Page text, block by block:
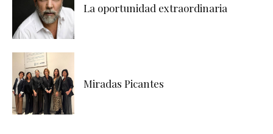
La oportunidad extraordinaria
Miradas Picantes